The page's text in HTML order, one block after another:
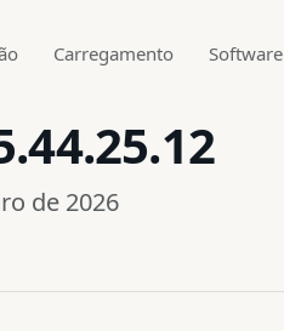
Carregamento Software
de 2026